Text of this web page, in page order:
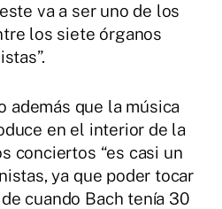
va a ser uno de los
los siete órganos
además que la música
en el interior de la
conciertos “es casi un
ya que poder tocar
cuando Bach tenía 30